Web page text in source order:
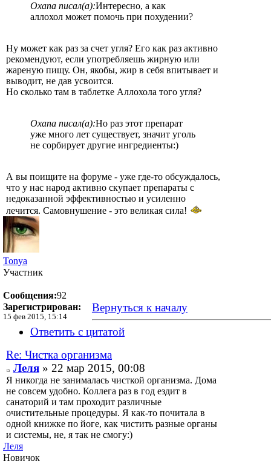
Oxana писал(а):Интересно, а как
аллохол может помочь при похудении?
Ну может как раз за счет угля? Его как раз активно
рекомендуют, если употребляешь жирную или
жареную пищу. Он, якобы, жир в себя впитывает и
выводит, не дав усвоится.
Но сколько там в таблетке Аллохола того угля?
Oxana писал(а):Но раз этот препарат
уже много лет существует, значит уголь
не сорбирует другие ингредиенты:)
А вы поищите на форуме - уже где-то обсуждалось,
что у нас народ активно скупает препараты с
недоказанной эффективностью и усиленно
лечится. Самовнушение - это великая сила!
Tonya
Участник
Сообщения:92
Зарегистрирован:
15 фев 2015, 15:14
Вернуться к началу
Ответить с цитатой
Re: Чистка организма
Леля» 22 мар 2015, 00:08
Я никогда не занималась чисткой организма. Дома
не совсем удобно. Коллега раз в год ездит в
санаторий и там проходит различные
очистительные процедуры. Я как-то почитала в
одной книжке по йоге, как чистить разные органы
и системы, не, я так не смогу:)
Леля
Новичок